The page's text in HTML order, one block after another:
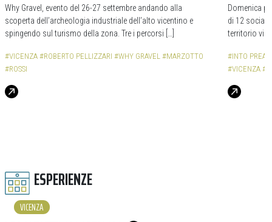
Why Gravel, evento del 26-27 settembre andando alla
scoperta dell’archeologia industriale dell’alto vicentino e
spingendo sul turismo della zona. Tre i percorsi […]
#VICENZA #ROBERTO PELLIZZARI #WHY GRAVEL #MARZOTTO
#ROSSI
Domenica
di 12 social
territorio
#INTO
#VICENZA
ESPERIENZE
VICENZA